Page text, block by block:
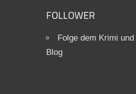
FOLLOWER
Folge dem Krimi
Blog